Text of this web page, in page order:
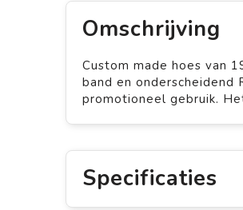
Omschrijving
Custom made hoes van
band en onderscheidend
promotioneel gebruik.
Specificaties